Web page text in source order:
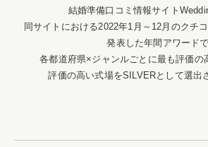
結婚準備口コミ情報サイト
同サイトにおける2022年1月～12月のクチ
発表した年間アワードで
各都道府県×ジャンルごとに最も評価の
評価の高い式場をSILVERとして選出